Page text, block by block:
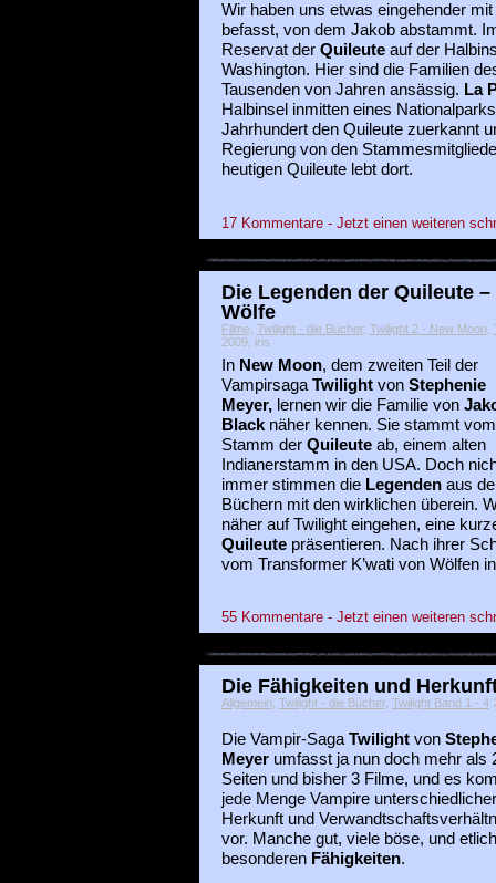
Wir haben uns etwas eingehender
befasst, von dem Jakob abstammt.
Reservat der Quileuteauf der
Washington. Hier sind die Familien
Tausenden von Jahren ansässig. La
Halbinsel inmitten eines
Jahrhundert den Quileute zuerkannt
Regierung von den
heutigen Quileute lebt dort.
17 Kommentare - Jetzt einen weiteren
Die Legenden der Quileute
Wölfe
Filme, Twilight - die Bücher, Twilight 2 - New Moon,
2009, iris
In New Moon, dem zweiten Teil der
Vampirsaga Twilight von Stephenie
Meyer, lernen wir die Familie von
Blacknäher kennen. Sie stammt vom
Stamm der Quileute ab, einem alten
Indianerstamm in den USA. Doch
immer stimmen die Legendenaus
Büchern mit den wirklichen überein.
näher auf Twilight eingehen, eine
Quileutepräsentieren. Nach ihrer
vom Transformer K’wati von Wölfen
55 Kommentare - Jetzt einen weiteren
Die Fähigkeiten und
Allgemein, Twilight - die Bücher, Twilight Band 1 - 4
Die Vampir-Saga Twilight von
Meyerumfasst ja nun doch mehr als
Seiten und bisher 3 Filme, und es
jede Menge Vampire unterschiedlicher
Herkunft und
vor. Manche gut, viele böse, und
besonderen Fähigkeiten.